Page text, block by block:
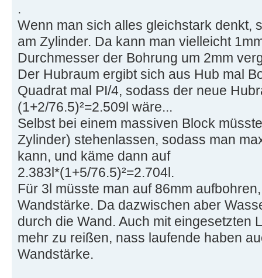
.
Wenn man sich alles gleichstark denkt,
am Zylinder. Da kann man vielleicht
Durchmesser der Bohrung um 2mm
Der Hubraum ergibt sich aus Hub mal
Quadrat mal PI/4, sodass der neue
(1+2/76.5)²=2.509l wäre...
Selbst bei einem massiven Block
Zylinder) stehenlassen, sodass man
kann, und käme dann auf
2.383l*(1+5/76.5)²=2.704l.
Für 3l müsste man auf 86mm
Wandstärke. Da dazwischen aber
durch die Wand. Auch mit eingesetzten
mehr zu reißen, nass laufende haben
Wandstärke.